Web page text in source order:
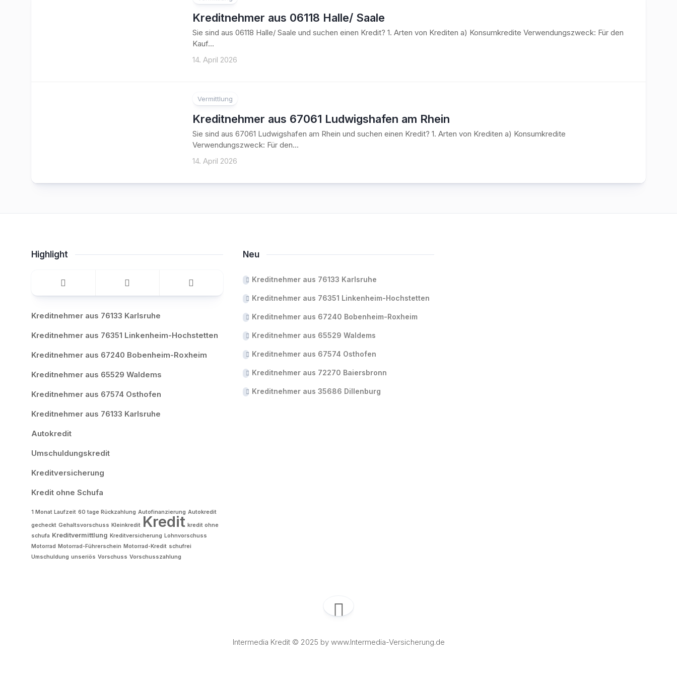
Kreditnehmer aus 06118 Halle/ Saale
Sie sind aus 06118 Halle/ Saale und suchen einen Kredit? 1. Arten von Krediten a) Konsumkredite Verwendungszweck: Für den
Kauf...
14. April 2026
Vermittlung
Kreditnehmer aus 67061 Ludwigshafen am Rhein
Sie sind aus 67061 Ludwigshafen am Rhein und suchen einen Kredit? 1. Arten von Krediten a) Konsumkredite
Verwendungszweck: Für den...
14. April 2026
Highlight
Kreditnehmer aus 76133 Karlsruhe
Kreditnehmer aus 76351 Linkenheim-Hochstetten
Kreditnehmer aus 67240 Bobenheim-Roxheim
Kreditnehmer aus 65529 Waldems
Kreditnehmer aus 67574 Osthofen
Kreditnehmer aus 76133 Karlsruhe
Autokredit
Umschuldungskredit
Kreditversicherung
Kredit ohne Schufa
1 Monat Laufzeit 60 tage Rückzahlung Autofinanzierung Autokredit
gecheckt Gehaltsvorschuss Kleinkredit Kredit kredit ohne
schufa Kreditvermittlung Kreditversicherung Lohnvorschuss
Motorrad Motorrad-Führerschein Motorrad-Kredit schufrei
Umschuldung unseriös Vorschuss Vorschusszahlung
Neu
Kreditnehmer aus 76133 Karlsruhe
Kreditnehmer aus 76351 Linkenheim-Hochstetten
Kreditnehmer aus 67240 Bobenheim-Roxheim
Kreditnehmer aus 65529 Waldems
Kreditnehmer aus 67574 Osthofen
Kreditnehmer aus 72270 Baiersbronn
Kreditnehmer aus 35686 Dillenburg
Intermedia Kredit © 2025 by www.Intermedia-Versicherung.de